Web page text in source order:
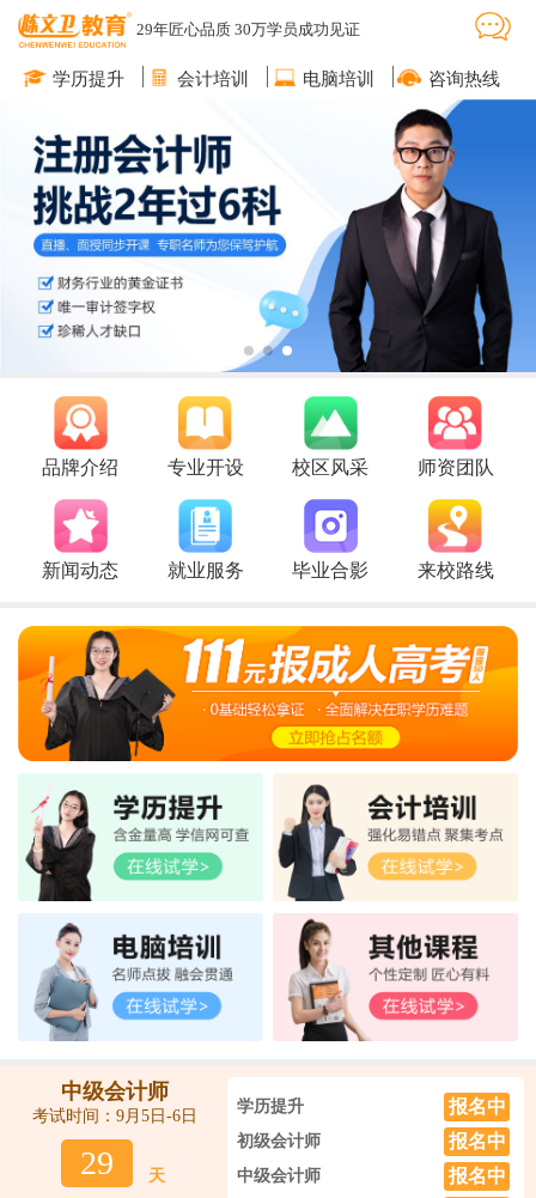
29年匠心品质 30万学员成功见证
学历提升 会计培训 电脑培训 咨询热线
品牌介绍 专业开设 校区风采 师资团队
新闻动态 就业服务 毕业合影 来校路线
中级会计师
考试时间：9月5日-6日
29 天
学历提升 报名中
初级会计师 报名中
中级会计师 报名中